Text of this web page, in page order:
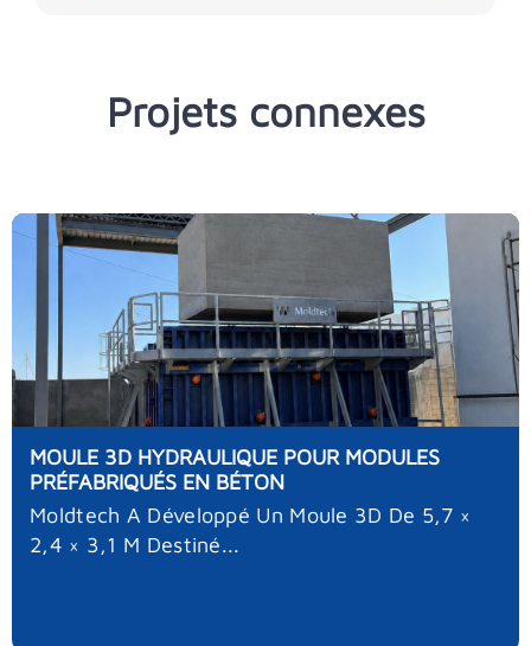
Projets connexes
MOULE 3D HYDRAULIQUE POUR MODULES
PRÉFABRIQUÉS EN BÉTON
Moldtech A Développé Un Moule 3D De 5,7 ×
2,4 × 3,1 M Destiné...